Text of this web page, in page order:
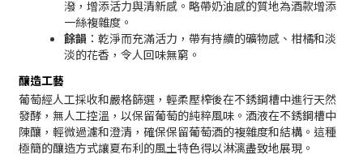
潑，增添活力與清新感。略帶奶油感的質地為酒款增添
一絲複雜度。
餘韻 ：乾淨而充滿活力，帶有持續的礦物感、柑橘和淡
淡的花香，令人回味無窮。
釀造工藝
葡萄經人工採收和嚴格篩選，輕柔壓榨後在不銹鋼槽中進行天然
發酵，無人工控溫，以保留葡萄的純粹風味。酒液在不銹鋼槽中
陳釀，輕微過濾和澄清，確保保留葡萄酒的複雜度和結構。這種
極簡的釀造方式讓夏布利的風土特色得以淋漓盡致地展現。